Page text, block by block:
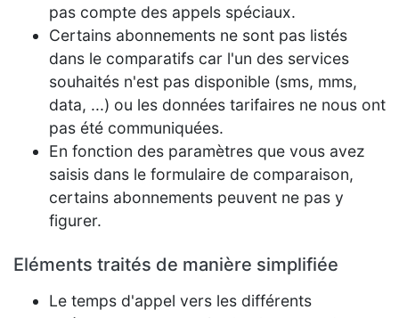
pas compte des appels spéciaux.
Certains abonnements ne sont pas listés
dans le comparatifs car l'un des services
souhaités n'est pas disponible (sms, mms,
data, ...) ou les données tarifaires ne nous ont
pas été communiquées.
En fonction des paramètres que vous avez
saisis dans le formulaire de comparaison,
certains abonnements peuvent ne pas y
figurer.
Eléments traités de manière simplifiée
Le temps d'appel vers les différents